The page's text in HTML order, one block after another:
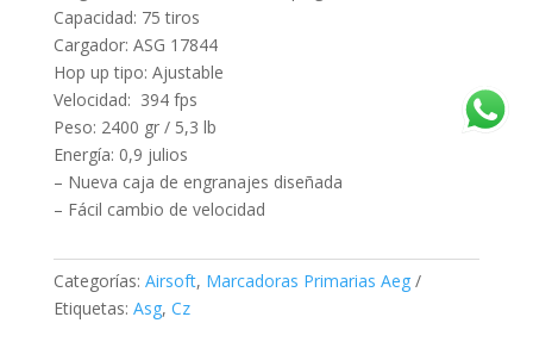
Capacidad: 75 tiros
Cargador: ASG 17844
Hop up tipo: Ajustable
Velocidad: 394 fps
Peso: 2400 gr / 5,3 lb
Energía: 0,9 julios
– Nueva caja de engranajes diseñada
– Fácil cambio de velocidad
Categorías: Airsoft, Marcadoras Primarias Aeg
Etiquetas: Asg, Cz